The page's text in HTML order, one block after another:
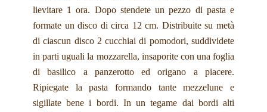
lievitare 1 ora. Dopo stendete un pezzo di pasta e
formate un disco di circa 12 cm. Distribuite su metà
di ciascun disco 2 cucchiai di pomodori, suddividete
in parti uguali la mozzarella, insaporite con una foglia
di basilico a panzerotto ed origano a piacere.
Ripiegate la pasta formando tante mezzelune e
sigillate bene i bordi. In un tegame dai bordi alti